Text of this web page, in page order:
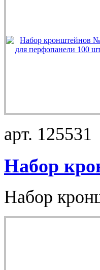
арт. 125531
Набор
Набор